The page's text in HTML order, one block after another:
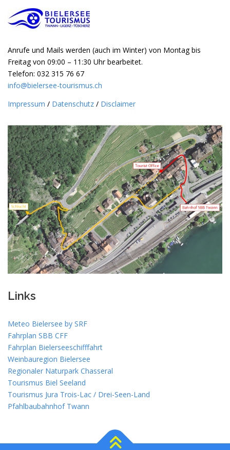
Anrufe und Mails werden (auch im Winter) von Montag bis
Freitag von 09:00 – 11:30 Uhr bearbeitet.
Telefon: 032 315 76 67
info@bielersee-tourismus.ch
Impressum / Datenschutz / Disclaimer
Links
Meteo Bielersee by SRF
Fahrplan SBB CFF
Fahrplan Bielerseeschifffahrt
Weinbauregion Bielersee
Regionaler Naturpark Chasseral
Tourismus Biel Seeland
Tourismus Jura Trois-Lac / Drei-Seen-Land
Pfahlbaubahnhof Twann